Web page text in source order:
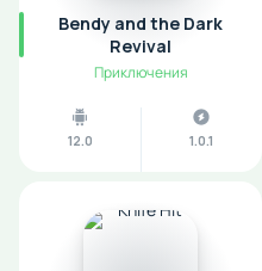
Bendy and the Dark
Revival
Приключения
12.0 1.0.1